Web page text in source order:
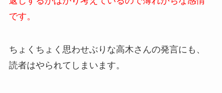
です。
ちょくちょく思わせぶりな高木さんの発言にも、
読者はやられてしまいます。